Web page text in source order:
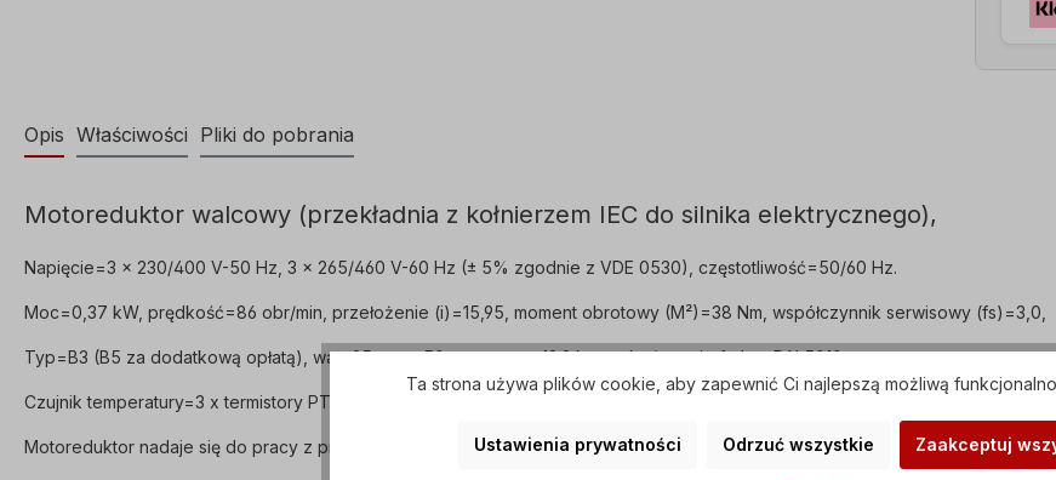
Opis Właściwości Pliki do pobrania
Motoreduktor walcowy (przekładnia z kołnierzem IEC do silnika elektrycznego),
Napięcie=3 x 230/400 V-50 Hz, 3 x 265/460 V-60 Hz (± 5% zgodnie z VDE 0530), częstotliwość=50/60 Hz.
Moc=0,37 kW, prędkość=86 obr/min, przełożenie (i)=15,95, moment obrotowy (M²)=38 Nm, współczynnik serwisowy (fs)=3,0,
Typ=B3 (B5 za dodatkową opłatą), wał=25 mm x 50 mm, waga=19,2 kg, wykończenie farbą=RAL5010.
Czujnik temperatury=3 x termistory PTC, tryb pracy=S1- 100% ED, skrzynka zaciskowa=górna (obrotowa).
Motoreduktor nadaje się do pracy z przetwornicą częstotliwości i jest zgodny z normą IEC 60034-30:2008.
Ta strona używa plików cookie, aby zapewnić Ci najlepszą możliwą
Ustawienia prywatności Odrzuć wszystkie Zaakceptuj